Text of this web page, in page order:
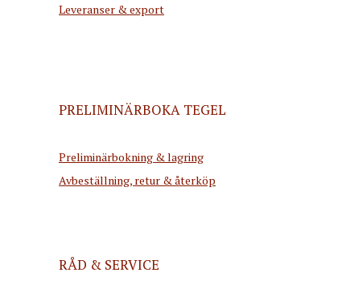
Leveranser & export
PRELIMINÄRBOKA TEGEL
Preliminärbokning & lagring
Avbeställning, retur & återköp
RÅD & SERVICE